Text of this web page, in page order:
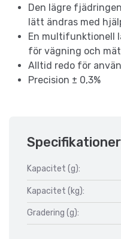
Den lägre
lätt ändras med
En multifunktionell
för vägning och
Alltid redo för
Precision ± 0,3%
Specifikationer
Kapacitet (g):
Kapacitet (kg):
Gradering (g):